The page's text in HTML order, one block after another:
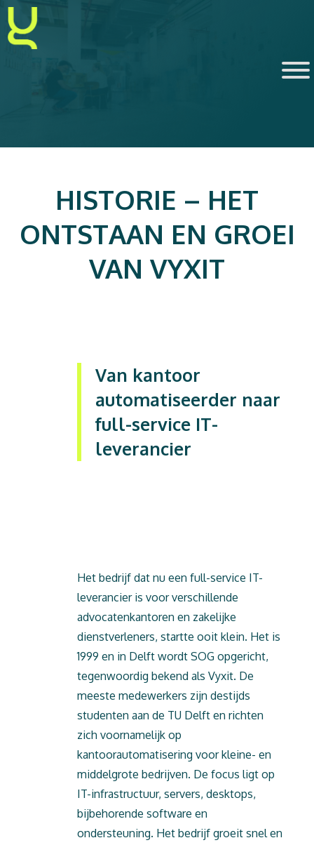
Ga
naar
de
HISTORIE – HET
ONTSTAAN EN GROEI
VAN VYXIT
Van kantoor
automatiseerder naar
full-service IT-
leverancier
Het bedrijf dat nu een full-service IT-
leverancier is voor verschillende
advocatenkantoren en zakelijke
dienstverleners, startte ooit klein. Het is
1999 en in Delft wordt SOG opgericht,
tegenwoordig bekend als Vyxit. De
meeste medewerkers zijn destijds
studenten aan de TU Delft en richten
zich voornamelijk op
kantoorautomatisering voor kleine- en
middelgrote bedrijven. De focus ligt op
IT-infrastructuur, servers, desktops,
bijbehorende software en
ondersteuning. Het bedrijf groeit snel en